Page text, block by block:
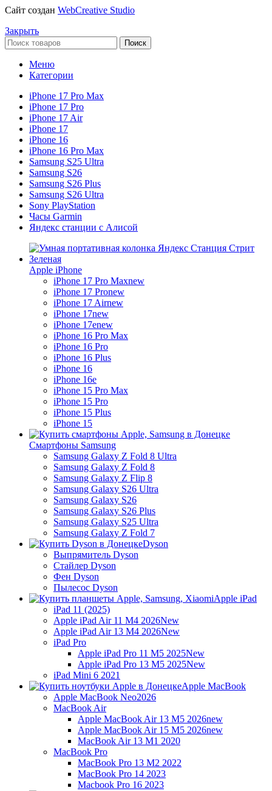
Сайт создан WebCreative Studio
Закрыть
Поиск
Меню
Категории
iPhone 17 Pro Max
iPhone 17 Pro
iPhone 17 Air
iPhone 17
iPhone 16
iPhone 16 Pro Max
Samsung S25 Ultra
Samsung S26
Samsung S26 Plus
Samsung S26 Ultra
Sony PlayStation
Часы Garmin
Яндекс станции с Алисой
Apple iPhone
iPhone 17 Pro Maxnew
iPhone 17 Pronew
iPhone 17 Airnew
iPhone 17new
iPhone 17enew
iPhone 16 Pro Max
iPhone 16 Pro
iPhone 16 Plus
iPhone 16
iPhone 16e
iPhone 15 Pro Max
iPhone 15 Pro
iPhone 15 Plus
iPhone 15
Смартфоны Samsung
Samsung Galaxy Z Fold 8 Ultra
Samsung Galaxy Z Fold 8
Samsung Galaxy Z Flip 8
Samsung Galaxy S26 Ultra
Samsung Galaxy S26
Samsung Galaxy S26 Plus
Samsung Galaxy S25 Ultra
Samsung Galaxy Z Fold 7
Dyson
Выпрямитель Dyson
Стайлер Dyson
Фен Dyson
Пылесос Dyson
Apple iPad
iPad 11 (2025)
Apple iPad Air 11 M4 2026New
Apple iPad Air 13 M4 2026New
iPad Pro
Apple iPad Pro 11 M5 2025New
Apple iPad Pro 13 M5 2025New
iPad Mini 6 2021
Apple MacBook
Apple MacBook Neo2026
MacBook Air
Apple MacBook Air 13 M5 2026new
Apple MacBook Air 15 M5 2026new
MacBook Air 13 M1 2020
MacBook Pro
MacBook Pro 13 M2 2022
MacBook Pro 14 2023
Macbook Pro 16 2023